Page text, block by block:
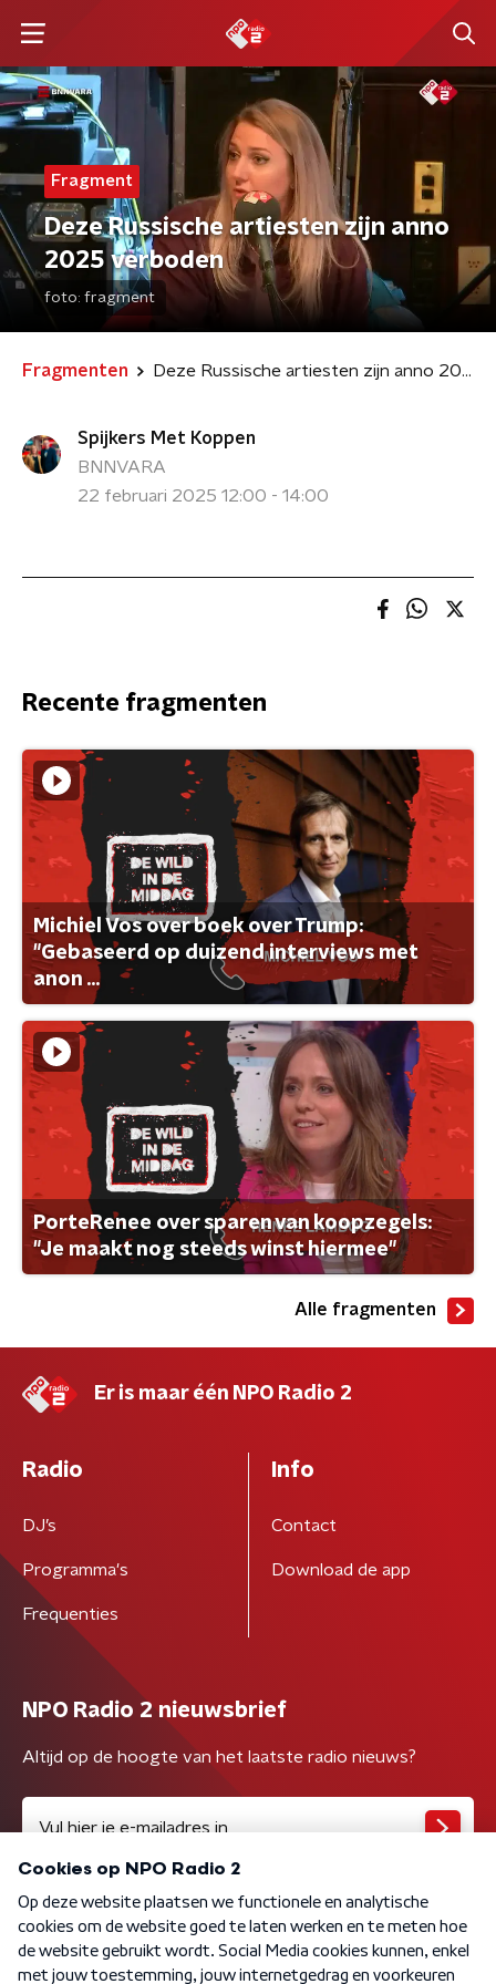
Fragment
Deze Russische artiesten zijn anno
2025 verboden
foto: fragment
Fragmenten Deze Russische artiesten zijn anno 2025 verboden
Spijkers Met Koppen
BNNVARA
22 februari 2025 12:00 - 14:00
Recente fragmenten
Michiel Vos over boek over Trump:
"Gebaseerd op duizend interviews met
anon ...
PorteRenee over sparen van koopzegels:
"Je maakt nog steeds winst hiermee"
Alle fragmenten
Er is maar één NPO Radio 2
Radio
DJ’s
Programma's
Frequenties
Info
Contact
Download de app
NPO Radio 2 nieuwsbrief
Altijd op de hoogte van het laatste radio nieuws?
Algemene voorwaarden